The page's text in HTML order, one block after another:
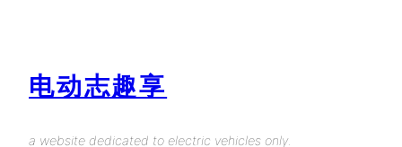
电动志趣享
a website dedicated to electric vehicles only.